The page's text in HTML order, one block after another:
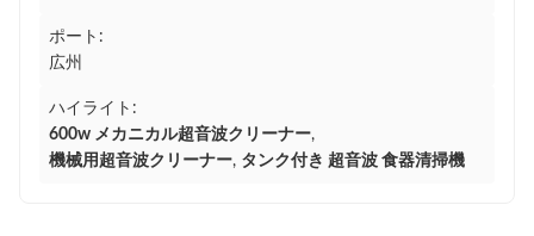
ポート:
広州
ハイライト:
600w メカニカル超音波クリーナー,
機械用超音波クリーナー, タンク付き 超音波 食器清掃機